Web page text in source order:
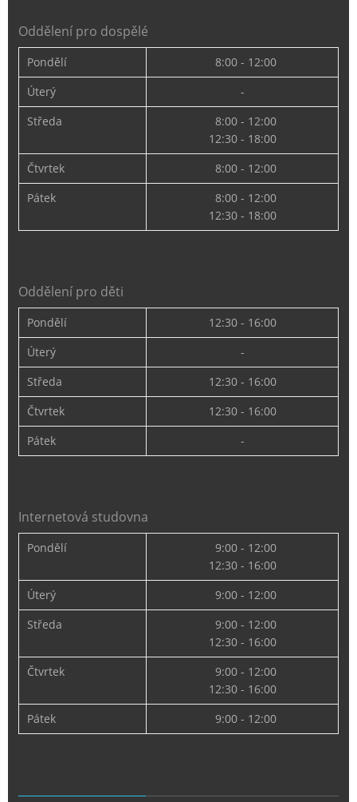
Oddělení pro dospělé
Pondělí
8:00 - 12:00
Úterý
-
Středa
8:00 - 12:00
12:30 - 18:00
Čtvrtek
8:00 - 12:00
Pátek
8:00 - 12:00
12:30 - 18:00
Oddělení pro děti
Pondělí
12:30 - 16:00
Úterý
-
Středa
12:30 - 16:00
Čtvrtek
12:30 - 16:00
Pátek
-
Internetová studovna
Pondělí
9:00 - 12:00
12:30 - 16:00
Úterý
9:00 - 12:00
Středa
9:00 - 12:00
12:30 - 16:00
Čtvrtek
9:00 - 12:00
12:30 - 16:00
Pátek
9:00 - 12:00